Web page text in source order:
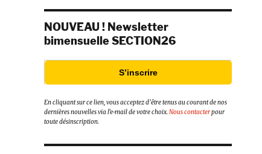
Do You Still Think Of Me? (Wick Records) »
NOUVEAU ! Newsletter
bimensuelle SECTION26
S’inscrire
En cliquant sur ce lien, vous acceptez d’être tenus au courant de nos
dernières nouvelles via l’e-mail de votre choix.Nous contacterpour
toute désinscription.